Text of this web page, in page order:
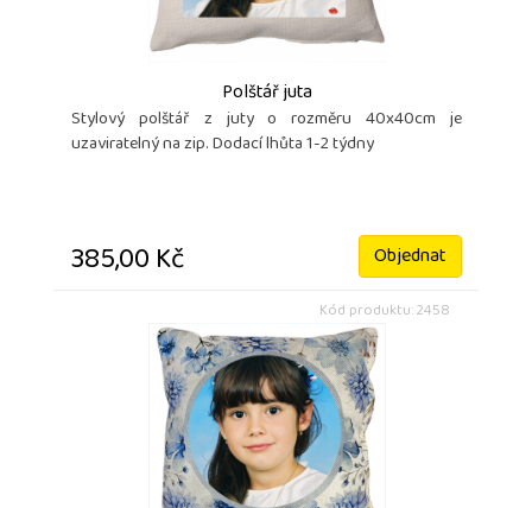
Polštář juta
Stylový polštář z juty o rozměru 40x40cm je
uzaviratelný na zip. Dodací lhůta 1-2 týdny
385,00 Kč Objednat
Kód produktu: 2458